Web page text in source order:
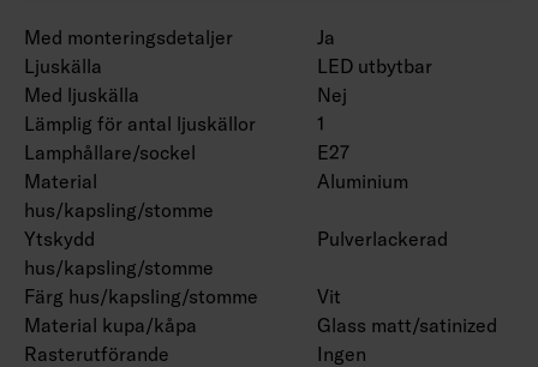
Med monteringsdetaljer
Ja
Ljuskälla
LED utbytbar
Med ljuskälla
Nej
Lämplig för antal ljuskällor
1
Lamphållare/sockel
E27
Material
hus/kapsling/stomme
Aluminium
Ytskydd
hus/kapsling/stomme
Pulverlackerad
Färg hus/kapsling/stomme
Vit
Material kupa/kåpa
Glass matt/satinized
Rasterutförande
Ingen